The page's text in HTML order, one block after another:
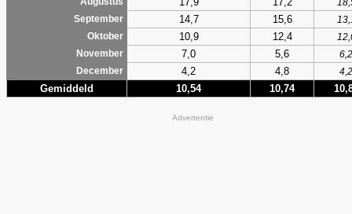
September
14,7 15,6
Oktober
10,9 12,4
November
7,0 5,6
6,2
December
4,2 4,8 4,2
Gemiddeld 10,54 10,74
Advertentie